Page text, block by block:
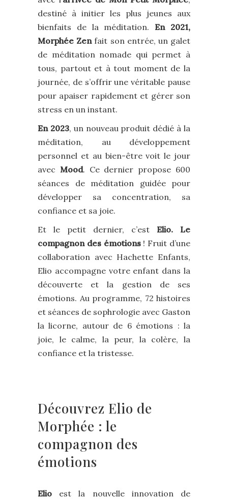
destiné à initier les plus jeunes aux
bienfaits de la méditation.En 2021,
Morphée Zenfait son entrée, un galet
de méditation nomade qui permet à
tous, partout et à tout moment de la
journée, de s’offrir une véritable pause
pour apaiser rapidement et gérer son
stress en un instant.
En 2023, un nouveau produit dédié à la
méditation, au développement
personnel et au bien-être voit le jour
avec Mood. Ce dernier propose 600
séances de méditation guidée pour
développer sa concentration, sa
confiance et sa joie.
Et le petit dernier, c’est Elio. Le
compagnon des émotions! Fruit d’une
collaboration avec Hachette Enfants,
Elio accompagne votre enfant dans la
découverte et la gestion de ses
émotions. Au programme, 72 histoires
et séances de sophrologie avec Gaston
la licorne, autour de 6 émotions : la
joie, le calme, la peur, la colère, la
confiance et la tristesse.
Découvrez Elio de
Morphée : le
compagnon des
émotions
Elio est la nouvelle innovation de